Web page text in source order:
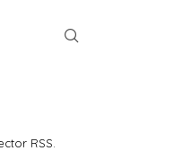
RSS.